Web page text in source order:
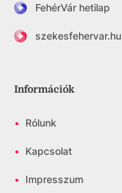
FehérVár hetilap
szekesfehervar.hu
Információk
• Rólunk
• Kapcsolat
• Impresszum